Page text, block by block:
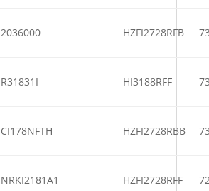
2036000 HZFI2728RFB
R31831I HI3188RFF
CI178NFTH HZFI2728RBB
NRKI2181A1 HZFI2728RFF